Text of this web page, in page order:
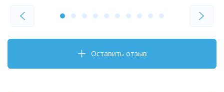
Оставить отзыв